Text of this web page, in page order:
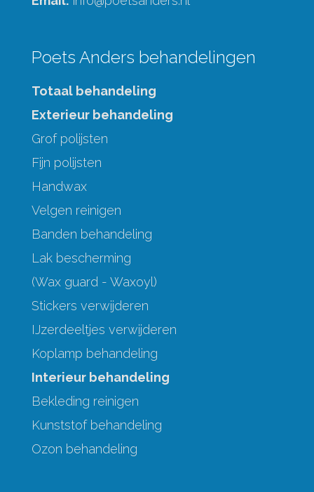
Poets Anders behandelingen
Totaal behandeling
Exterieur behandeling
Grof polijsten
Fijn polijsten
Handwax
Velgen reinigen
Banden behandeling
Lak bescherming
(Wax guard - Waxoyl)
Stickers verwijderen
IJzerdeeltjes verwijderen
Koplamp behandeling
Interieur behandeling
Bekleding reinigen
Kunststof behandeling
Ozon behandeling